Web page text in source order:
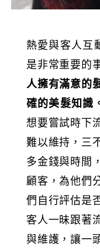
熱愛與客人互
是非常重要的
人擁有滿意的
確的美髮知識
想要嘗試時下
難以維持，三
多金錢與時間
顧客，為他們
們自行評估是
客人一昧跟著
與維護，讓一